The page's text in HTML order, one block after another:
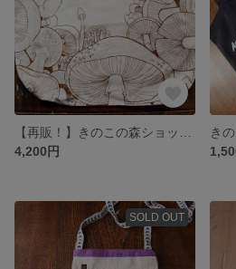
4,200円
SOLD OUT